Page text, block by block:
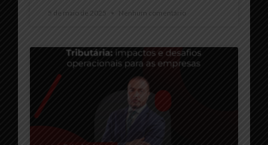
5 de maio de 2025 Nenhum comentário